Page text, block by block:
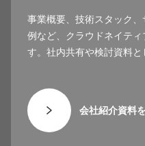
事業概要、技術スタック
例など、クラウドネイテ
す。社内共有や検討資料と
会社紹介資料